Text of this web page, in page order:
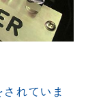
れていま